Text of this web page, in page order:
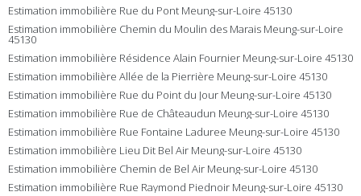
Estimation immobilière Rue du Pont Meung-sur-Loire 45130
Estimation immobilière Chemin du Moulin des Marais Meung-sur-Loire
45130
Estimation immobilière Résidence Alain Fournier Meung-sur-Loire 45130
Estimation immobilière Allée de la Pierrière Meung-sur-Loire 45130
Estimation immobilière Rue du Point du Jour Meung-sur-Loire 45130
Estimation immobilière Rue de Châteaudun Meung-sur-Loire 45130
Estimation immobilière Rue Fontaine Laduree Meung-sur-Loire 45130
Estimation immobilière Lieu Dit Bel Air Meung-sur-Loire 45130
Estimation immobilière Chemin de Bel Air Meung-sur-Loire 45130
Estimation immobilière Rue Raymond Piednoir Meung-sur-Loire 45130